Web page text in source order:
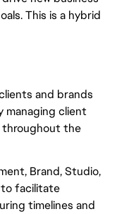
This is a hybrid
and brands
managing client
throughout the
Brand, Studio,
to facilitate
timelines and